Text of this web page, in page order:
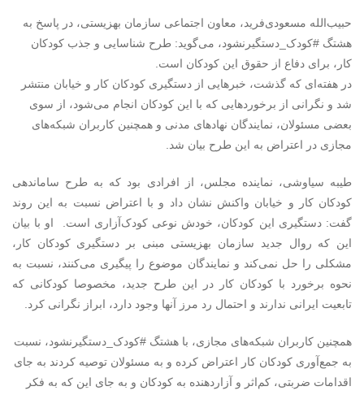
حبیب‌الله مسعودی‌فرید، معاون اجتماعی سازمان بهزیستی، در پاسخ به
هشتگ #کودک_دستگیرنشود، می‌گوید: طرح شناسایی و جذب کودکان
کار، برای دفاع از حقوق این کودکان است.
در هفته‌ای که گذشت، خبرهایی از دستگیری کودکان کار و خیابان منتشر
شد و نگرانی از برخوردهایی که با این کودکان انجام می‌شود، از سوی
بعضی مسئولان، نمایندگان نهادهای مدنی و همچنین کاربران شبکه‌های
مجازی در اعتراض به این طرح بیان شد.
طیبه سیاوشی، نماینده مجلس، از افرادی بود که به طرح ساماندهی
کودکان کار و خیابان واکنش نشان داد و با اعتراض نسبت به این روند
گفت: دستگیری این کودکان، خودش نوعی کودک‌آزاری است. او با بیان
این که روال جدید سازمان بهزیستی مبنی بر دستگیری کودکان کار،
مشکلی را حل نمی‌کند و نمایندگان موضوع را پیگیری می‌کنند، نسبت به
نحوه برخورد با کودکان کار در این طرح جدید، مخصوصا کودکانی که
تابعیت ایرانی ندارند و احتمال رد مرز آنها وجود دارد، ابراز نگرانی کرد.
همچنین کاربران شبکه‌های مجازی، با هشتگ #کودک_دستگیرنشود، نسبت
به جمع‌آوری کودکان کار اعتراض کرده و به مسئولان توصیه کردند به جای
اقدامات ضربتی‌، کم‌اثر و آزاردهنده به کودکان و به جای این که به فکر